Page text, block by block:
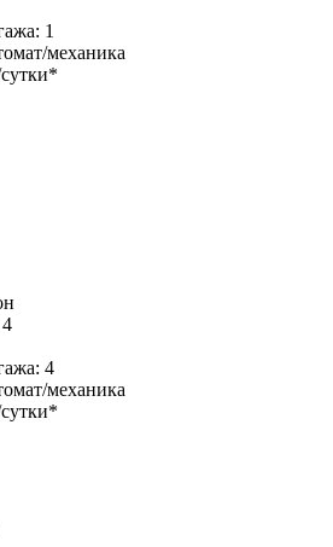
1
механика
4
механика